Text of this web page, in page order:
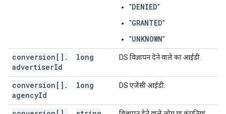
,
"adUserDataConsent": string
}
"DENIED"
"GRANTED"
"UNKNOWN"
conversion[] .
advertiserId
long DS विज्ञापन देने वाले का आईडी.
conversion[] .
agencyId
long DS एजेंसी आईडी.